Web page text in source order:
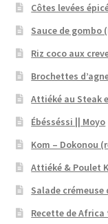
Côtes levées
Sauce de gombo
Riz coco aux
Brochettes
Attiéké au Steak
Ébésséssi || Moyo
Kom – Dokonou
Attiéké & Poulet
Salade
Recette de Africa